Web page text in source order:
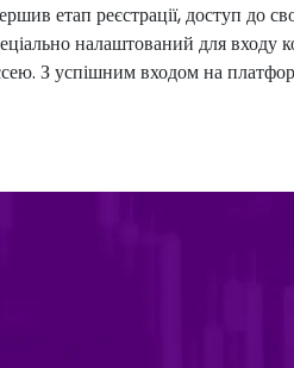
етап реєстрації, доступ до
налаштований для входу
З успішним входом на